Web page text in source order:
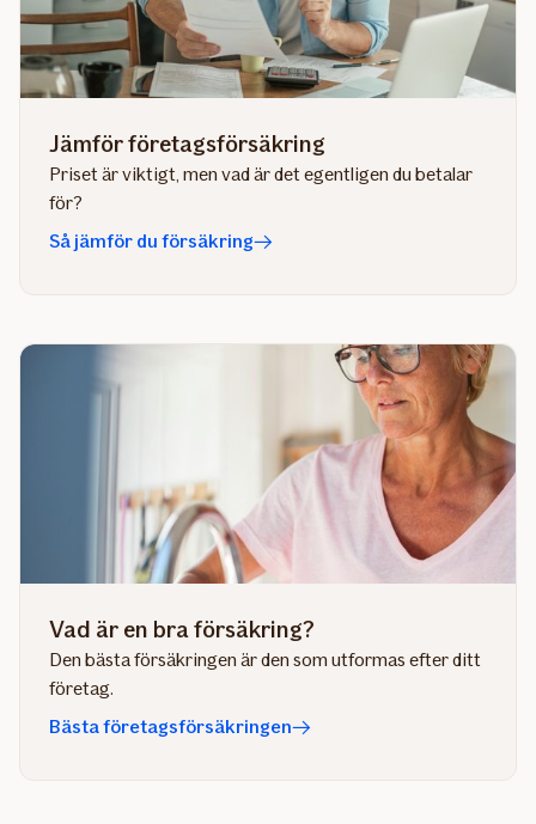
Jämför företagsförsäkring
Priset är viktigt, men vad är det egentligen du betalar
för?
Så jämför du försäkring
Vad är en bra försäkring?
Den bästa försäkringen är den som utformas efter ditt
företag.
Bästa företagsförsäkringen